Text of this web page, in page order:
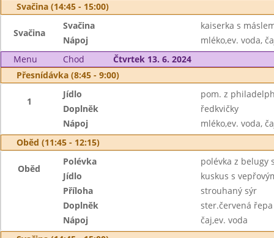
Svačina (14:45 - 15:00)
Svačina
Svačina
kaiserka s
Nápoj
mléko,ev. voda,
Menu
Chod
Čtvrtek 13. 6. 2024
Přesnídávka (8:45 - 9:00)
1
Jídlo
pom. z
Doplněk
ředkvičky
Nápoj
mléko,ev. voda,
Oběd (11:45 - 12:15)
Oběd
Polévka
polévka z belugy
Jídlo
kuskus s
Příloha
strouhaný sýr
Doplněk
ster.červená řepa
Nápoj
čaj,ev. voda